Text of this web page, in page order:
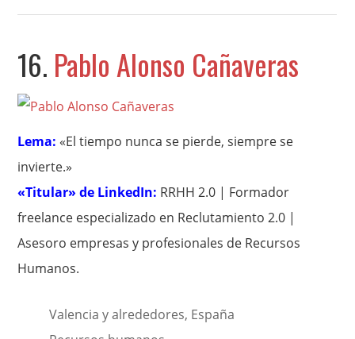
16. Pablo Alonso Cañaveras
Lema: «El tiempo nunca se pierde, siempre se
invierte.»
«Titular» de LinkedIn: RRHH 2.0 | Formador
freelance especializado en Reclutamiento 2.0 |
Asesoro empresas y profesionales de Recursos
Humanos.
Valencia y alrededores, España